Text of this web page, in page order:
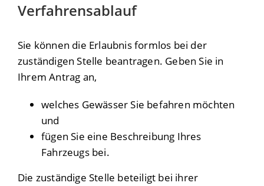
Verfahrensablauf
Sie können die Erlaubnis formlos bei der
zuständigen Stelle beantragen. Geben Sie in
Ihrem Antrag an,
welches Gewässer Sie befahren möchten
und
fügen Sie eine Beschreibung Ihres
Fahrzeugs bei.
Die zuständige Stelle beteiligt bei ihrer